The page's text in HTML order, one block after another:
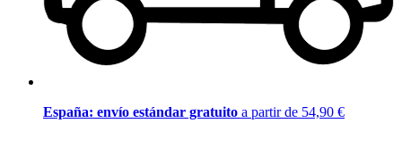
España: envío estándar gratuito a partir de 54,90 €